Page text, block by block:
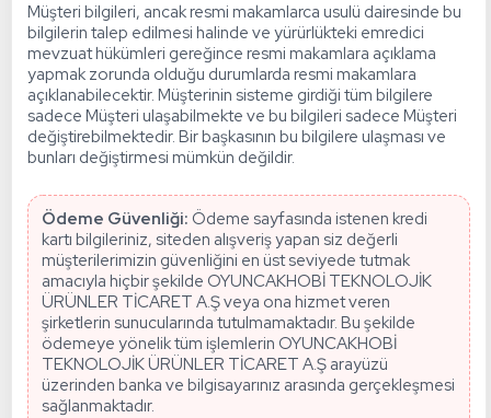
Müşteri bilgileri, ancak resmi makamlarca usulü dairesinde bu
bilgilerin talep edilmesi halinde ve yürürlükteki emredici
mevzuat hükümleri gereğince resmi makamlara açıklama
yapmak zorunda olduğu durumlarda resmi makamlara
açıklanabilecektir. Müşterinin sisteme girdiği tüm bilgilere
sadece Müşteri ulaşabilmekte ve bu bilgileri sadece Müşteri
değiştirebilmektedir. Bir başkasının bu bilgilere ulaşması ve
bunları değiştirmesi mümkün değildir.
Ödeme Güvenliği: Ödeme sayfasında istenen kredi
kartı bilgileriniz, siteden alışveriş yapan siz değerli
müşterilerimizin güvenliğini en üst seviyede tutmak
amacıyla hiçbir şekilde OYUNCAKHOBİ TEKNOLOJİK
ÜRÜNLER TİCARET A.Ş veya ona hizmet veren
şirketlerin sunucularında tutulmamaktadır. Bu şekilde
ödemeye yönelik tüm işlemlerin OYUNCAKHOBİ
TEKNOLOJİK ÜRÜNLER TİCARET A.Ş arayüzü
üzerinden banka ve bilgisayarınız arasında gerçekleşmesi
sağlanmaktadır.